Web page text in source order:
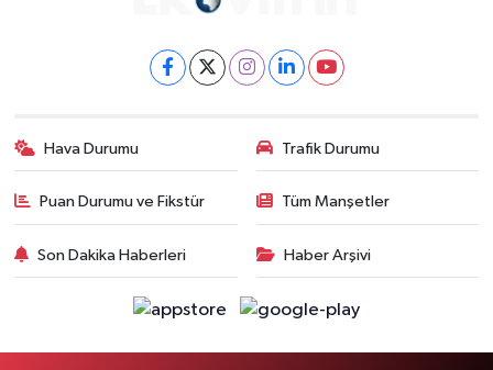
Hava Durumu Trafik Durumu
Puan Durumu ve Fikstür Tüm Manşetler
Son Dakika Haberleri Haber Arşivi